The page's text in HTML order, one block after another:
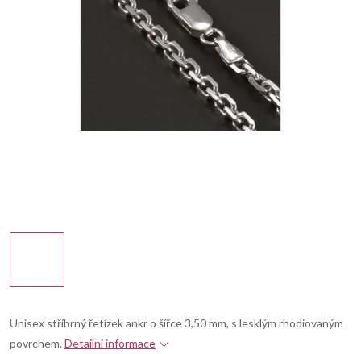
Unisex stříbrný řetízek ankr o šířce 3,50 mm, s lesklým rhodiovaným
povrchem. Detailní informace